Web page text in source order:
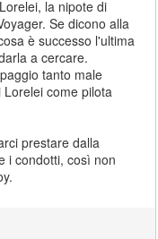
la nipote di
Se dicono alla
è successo l'ultima
a cercare.
tanto male
come pilota
prestare dalla
i condotti, così non